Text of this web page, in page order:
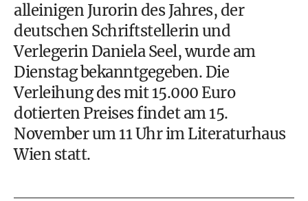
alleinigen Jurorin des Jahres, der
deutschen Schriftstellerin und
Verlegerin Daniela Seel, wurde am
Dienstag bekanntgegeben. Die
Verleihung des mit 15.000 Euro
dotierten Preises findet am 15.
November um 11 Uhr im Literaturhaus
Wien statt.